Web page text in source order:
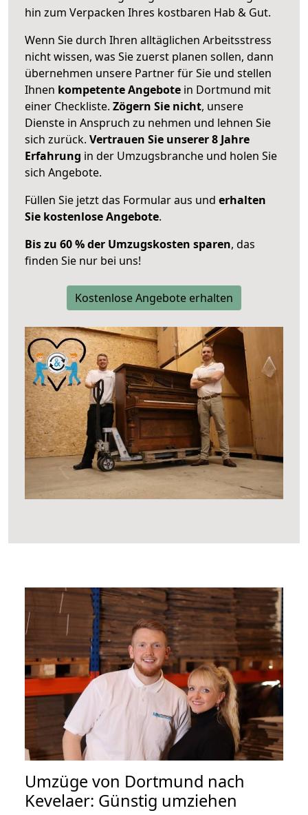
hin zum Verpacken Ihres kostbaren Hab & Gut.
Wenn Sie durch Ihren alltäglichen Arbeitsstress
nicht wissen, was Sie zuerst planen sollen, dann
übernehmen unsere Partner für Sie und stellen
Ihnen kompetente Angebote in Dortmund mit
einer Checkliste. Zögern Sie nicht, unsere
Dienste in Anspruch zu nehmen und lehnen Sie
sich zurück. Vertrauen Sie unserer 8 Jahre
Erfahrung in der Umzugsbranche und holen Sie
sich Angebote.
Füllen Sie jetzt das Formular aus und erhalten
Sie kostenlose Angebote.
Bis zu 60 % der Umzugskosten sparen, das
finden Sie nur bei uns!
Kostenlose Angebote erhalten
Umzüge von Dortmund nach
Kevelaer: Günstig umziehen